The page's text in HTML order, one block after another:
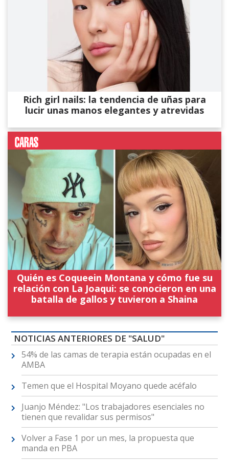
Rich girl nails: la tendencia de uñas para
lucir unas manos elegantes y atrevidas
Quién es Coqueein Montana y cómo fue su
relación con La Joaqui: se conocieron en una
batalla de gallos y tuvieron a Shaina
NOTICIAS ANTERIORES DE "SALUD"
54% de las camas de terapia están ocupadas en el
AMBA
Temen que el Hospital Moyano quede acéfalo
Juanjo Méndez: "Los trabajadores esenciales no
tienen que revalidar sus permisos"
Volver a Fase 1 por un mes, la propuesta que
manda en PBA